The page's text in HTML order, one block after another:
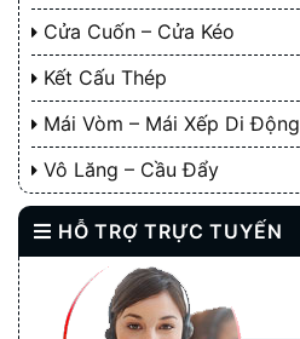
Cửa Cuốn – Cửa Kéo
Kết Cấu Thép
Mái Vòm – Mái Xếp Di Động
Vô Lăng – Cầu Đẩy
HỖ TRỢ TRỰC TUYẾN